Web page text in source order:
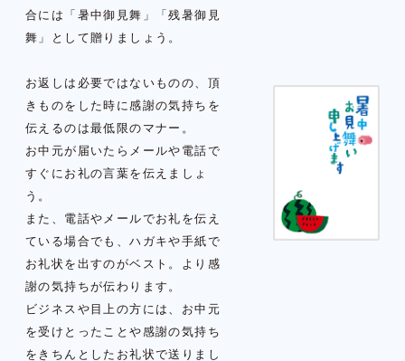
合には「暑中御見舞」「残暑御見
舞」として贈りましょう。
お返しは必要ではないものの、頂
きものをした時に感謝の気持ちを
伝えるのは最低限のマナー。
お中元が届いたらメールや電話で
すぐにお礼の言葉を伝えましょ
う。
また、電話やメールでお礼を伝え
ている場合でも、ハガキや手紙で
お礼状を出すのがベスト。より感
謝の気持ちが伝わります。
ビジネスや目上の方には、お中元
を受けとったことや感謝の気持ち
をきちんとしたお礼状で送りまし